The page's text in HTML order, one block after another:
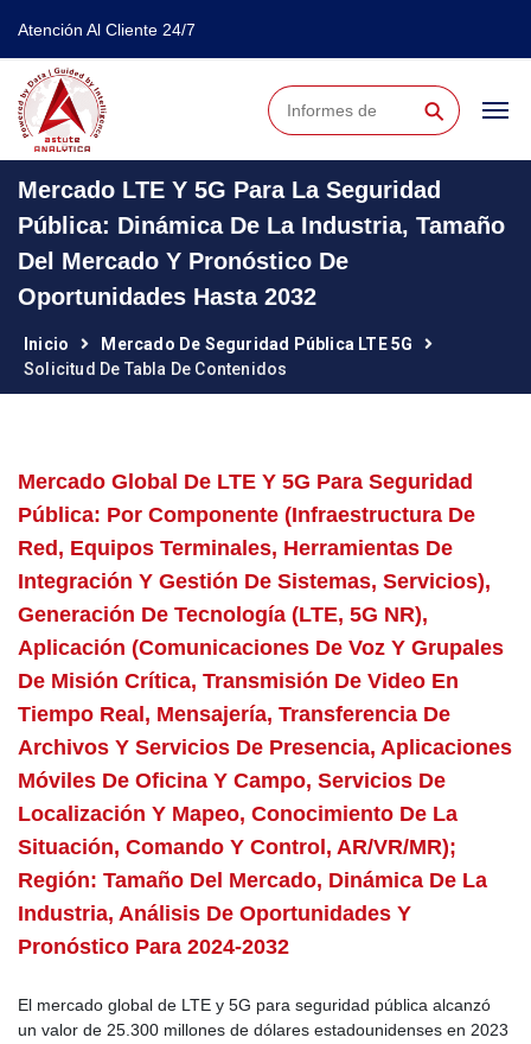
Atención Al Cliente 24/7
⚲
Mercado LTE Y 5G Para La Seguridad
Pública: Dinámica De La Industria, Tamaño
Del Mercado Y Pronóstico De
Oportunidades Hasta 2032
Inicio
Mercado De Seguridad Pública LTE 5G
Solicitud De Tabla De Contenidos
Mercado Global De LTE Y 5G Para Seguridad
Pública: Por Componente (infraestructura De
Red, Equipos Terminales, Herramientas De
Integración Y Gestión De Sistemas, Servicios),
Generación De Tecnología (LTE, 5G NR),
Aplicación (comunicaciones De Voz Y Grupales
De Misión Crítica, Transmisión De Video En
Tiempo Real, Mensajería, Transferencia De
Archivos Y Servicios De Presencia, Aplicaciones
Móviles De Oficina Y Campo, Servicios De
Localización Y Mapeo, Conocimiento De La
Situación, Comando Y Control, AR/VR/MR);
Región: Tamaño Del Mercado, Dinámica De La
Industria, Análisis De Oportunidades Y
Pronóstico Para 2024-2032
El mercado global de LTE y 5G para seguridad pública alcanzó
un valor de 25.300 millones de dólares estadounidenses en 2023